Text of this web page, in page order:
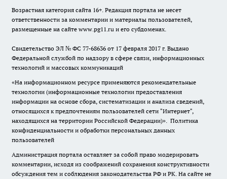
Возрастная категория сайта 16+. Редакция портала не несет
ответственности за комментарии и материалы пользователей,
размещенные на сайте www.pg11.ru и его субдоменах.
Свидетельство ЭЛ № ФС 77-68636 от 17 февраля 2017 г. Выдано
Федеральной службой по надзору в сфере связи, информационных
технологий и массовых коммуникаций
«На информационном ресурсе применяются рекомендательные
технологии (информационные технологии предоставления
информации на основе сбора, систематизации и анализа сведений,
относящихся к предпочтениям пользователей сети "Интернет",
находящихся на территории Российской Федерации)». Политика
конфиденциальности и обработки персональных данных
пользователей
Администрация портала оставляет за собой право модерировать
комментарии, исходя из соображений сохранения конструктивности
обсуждения тем и соблюдения законодательства РФ и РК. На сайте не